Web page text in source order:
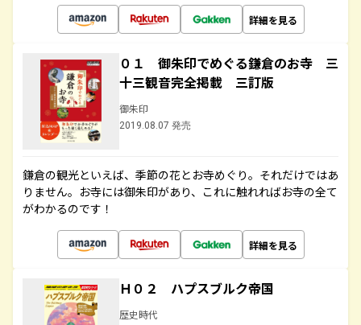
詳細を見る
０１ 御朱印でめぐる鎌倉のお寺 三
十三観音完全掲載 三訂版
御朱印
2019.08.07 発売
鎌倉の観光といえば、季節の花とお寺めぐり。それだけではあ
りません。お寺には御朱印があり、これに触れればお寺の全て
がわかるのです！
詳細を見る
Ｈ０２ ハプスブルク帝国
歴史時代